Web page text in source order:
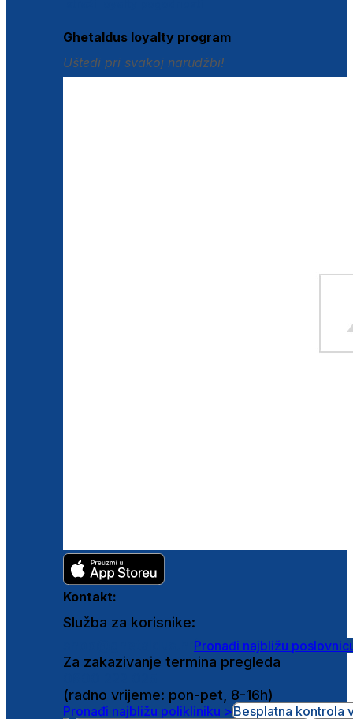
Ghetaldus loyalty program
Uštedi pri svakoj narudžbi!
Kontakt:
Služba za korisnike:
Pronađi najbližu
Za zakazivanje termina pregleda
(radno vrijeme: pon-pet, 8-16h)
Pronađi najbližu polikliniku >Besplatna kontrola